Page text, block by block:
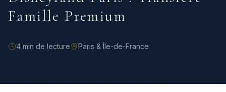
Famille Premium
4 min de lecture Paris & Île-de-France